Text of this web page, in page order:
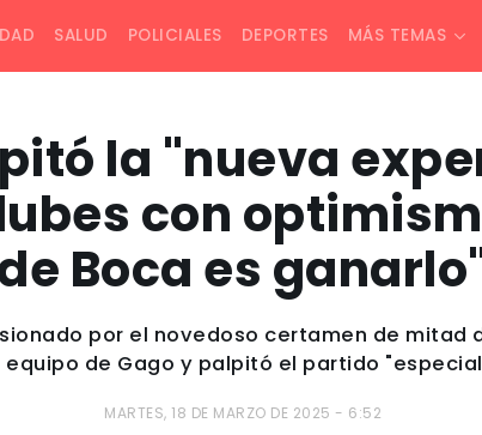
SALUD POLICIALES DEPORTES MÁS TEMAS
la "nueva
con
Boca es
por el novedoso certamen de mitad
de Gago y palpitó el partido
MARTES, 18 DE MARZO DE 2025 - 6:52